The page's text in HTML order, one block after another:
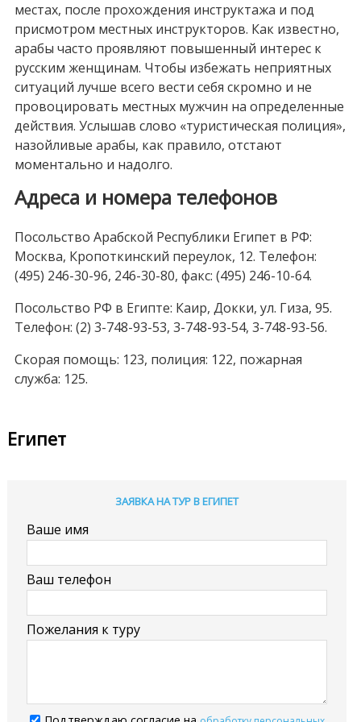
местах, после прохождения инструктажа и под
присмотром местных инструкторов. Как известно,
арабы часто проявляют повышенный интерес к
русским женщинам. Чтобы избежать неприятных
ситуаций лучше всего вести себя скромно и не
провоцировать местных мужчин на определенные
действия. Услышав слово «туристическая полиция»,
назойливые арабы, как правило, отстают
моментально и надолго.
Адреса и номера телефонов
Посольство Арабской Республики Египет в РФ:
Москва, Кропоткинский переулок, 12. Телефон:
(495) 246-30-96, 246-30-80, факс: (495) 246-10-64.
Посольство РФ в Египте: Каир, Докки, ул. Гиза, 95.
Телефон: (2) 3-748-93-53, 3-748-93-54, 3-748-93-56.
Скорая помощь: 123, полиция: 122, пожарная
служба: 125.
Египет
ЗАЯВКА НА ТУР В ЕГИПЕТ
Ваше имя
Ваш телефон
Пожелания к туру